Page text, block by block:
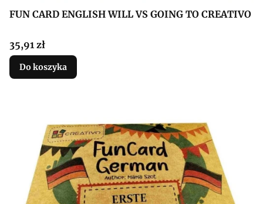
FUN CARD ENGLISH WILL VS GOING TO CREATIVO
Cena
35,91 zł
Do koszyka